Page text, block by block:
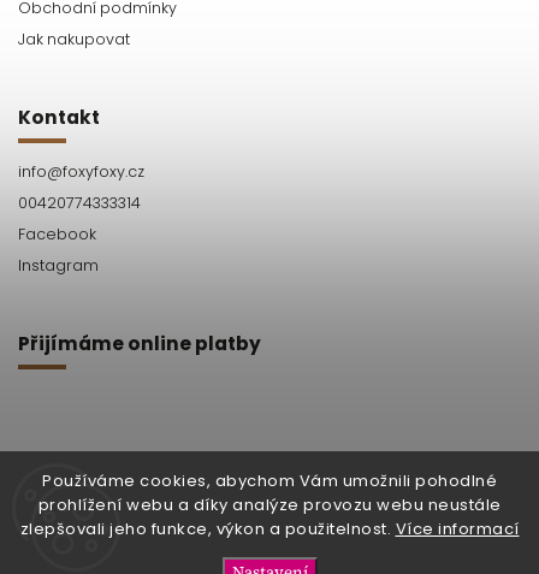
Používáme cookies, abychom Vám umožnili pohodlné
prohlížení webu a díky analýze provozu webu neustále
zlepšovali jeho funkce, výkon a použitelnost. Více informací
Obchodní podmínky
Jak nakupovat
Kontakt
info@foxyfoxy.cz
00420774333314
Facebook
Instagram
Přijímáme online platby
FacebookInstagram